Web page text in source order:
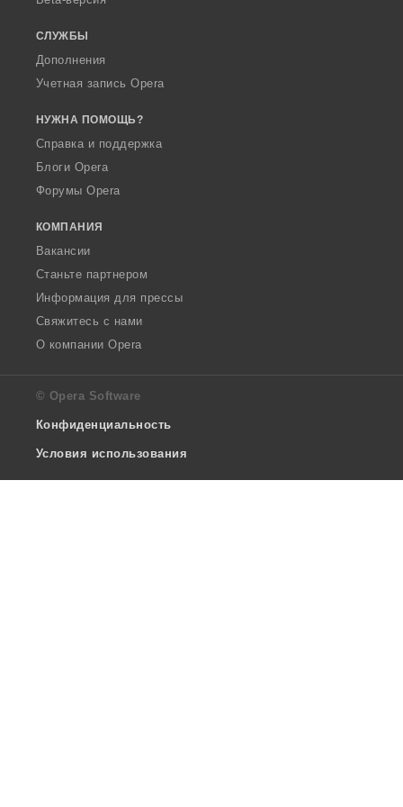
СЛУЖБЫ
Дополнения
Учетная запись Opera
НУЖНА ПОМОЩЬ?
Справка и поддержка
Блоги Opera
Форумы Opera
КОМПАНИЯ
Вакансии
Станьте партнером
Информация для прессы
Свяжитесь с нами
О компании Opera
© Opera Software
Конфиденциальность
Условия использования